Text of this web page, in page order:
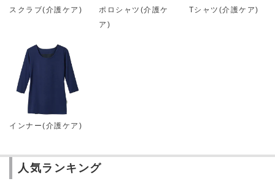
スクラブ(介護ケア)
ポロシャツ(介護ケ
ア)
Tシャツ(介護ケア)
インナー(介護ケア)
人気ランキング